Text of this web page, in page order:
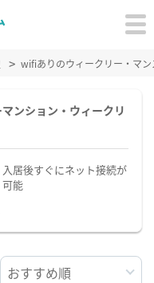
wifiありのウィークリー・マ
ンション・ウィークリ
入居後すぐにネット接続が
可能